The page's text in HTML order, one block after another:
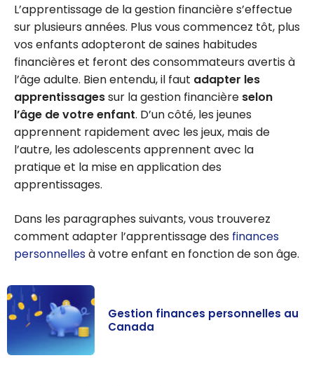
L’apprentissage de la gestion financière s’effectue
sur plusieurs années. Plus vous commencez tôt, plus
vos enfants adopteront de saines habitudes
financières et feront des consommateurs avertis à
l’âge adulte. Bien entendu, il faut adapter les
apprentissagessur la gestion financière selon
l’âge de votre enfant. D’un côté, les jeunes
apprennent rapidement avec les jeux, mais de
l’autre, les adolescents apprennent avec la
pratique et la mise en application des
apprentissages.
Dans les paragraphes suivants, vous trouverez
comment adapter l’apprentissage des finances
personnellesà votre enfant en fonction de son âge.
Gestion finances personnelles au
Canada